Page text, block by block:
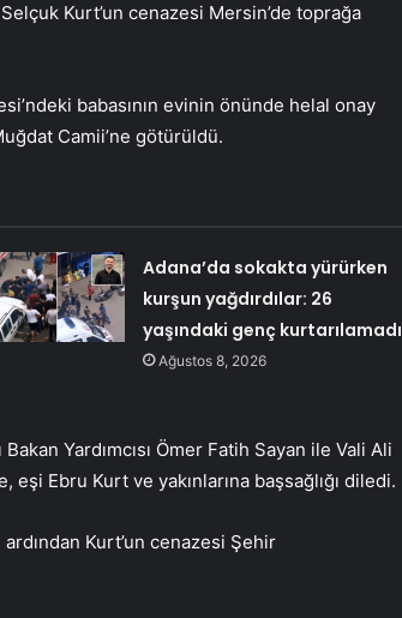
Kurt’un cenazesi Mersin’de toprağa
babasının evinin önünde helal onay
Camii’ne götürüldü.
Adana’da sokakta yürürken
kurşun yağdırdılar: 26
yaşındaki genç kurtarılamadı
Ağustos 8, 2026
Yardımcısı Ömer Fatih Sayan ile Vali Ali
Ebru Kurt ve yakınlarına başsağlığı diledi.
ardından Kurt’un cenazesi Şehir